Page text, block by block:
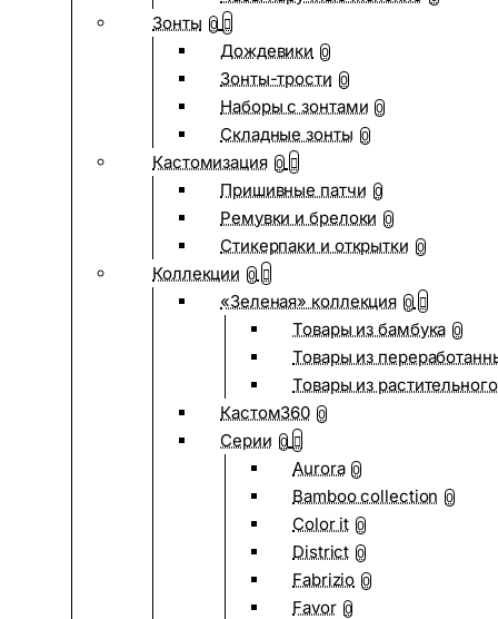
Зонты 0
Дождевики 0
Зонты-трости 0
Наборы с зонтами 0
Складные зонты 0
Кастомизация 0
Пришивные патчи 0
Ремувки и брелоки 0
Стикерпаки и открытки 0
Коллекции 0
«Зеленая» коллекция 0
Товары из бамбука 0
Товары из
Товары из
Кастом360 0
Серии 0
Aurora 0
Bamboo collection 0
Color it 0
District 0
Fabrizio 0
Favor 0